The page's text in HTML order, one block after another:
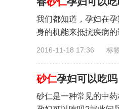
我们都知道，孕妇在
身的机能来抵抗疾病
2016-11-18 17:36 标签
砂仁孕妇可以吃吗
砂仁是一种常见的中